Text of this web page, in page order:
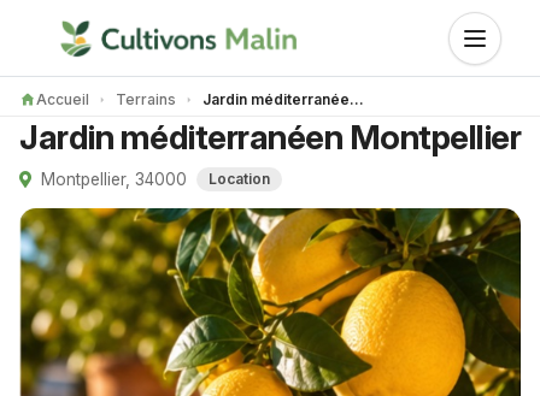
Accueil Terrains Jardin méditerranéen Montpellier
Jardin méditerranéen Montpellier
Montpellier, 34000 Location